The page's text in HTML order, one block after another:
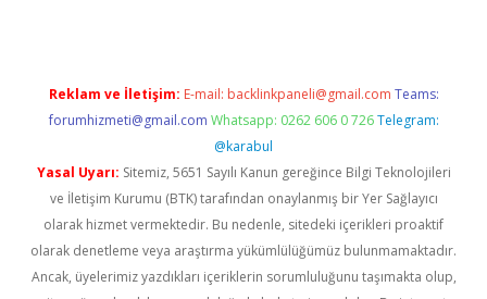
Reklam ve İletişim: E-mail: backlinkpaneli@gmail.com Teams:
forumhizmeti@gmail.com Whatsapp: 0262 606 0 726 Telegram:
@karabul
Yasal Uyarı: Sitemiz, 5651 Sayılı Kanun gereğince Bilgi Teknolojileri
ve İletişim Kurumu (BTK) tarafından onaylanmış bir Yer Sağlayıcı
olarak hizmet vermektedir. Bu nedenle, sitedeki içerikleri proaktif
olarak denetleme veya araştırma yükümlülüğümüz bulunmamaktadır.
Ancak, üyelerimiz yazdıkları içeriklerin sorumluluğunu taşımakta olup,